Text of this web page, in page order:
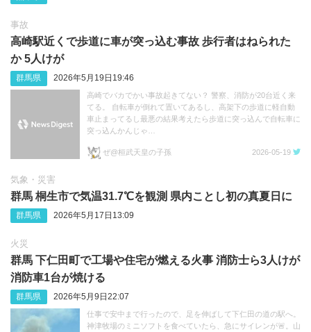
事故
高崎駅近くで歩道に車が突っ込む事故 歩行者はねられた
か 5人けが
群馬県 2026年5月19日19:46
高崎でバカでかい事故起きてない？ 警察、消防が20台近く来
てる。 自転車が倒れて置いてあるし、高架下の歩道に軽自動
車止まってるし最悪の結果考えたら歩道に突っ込んで自転車に
突っ込んかんじゃ…
ぜ@桓武天皇の子孫 2026-05-19
気象・災害
群馬 桐生市で気温31.7℃を観測 県内ことし初の真夏日に
群馬県 2026年5月17日13:09
火災
群馬 下仁田町で工場や住宅が燃える火事 消防士ら3人けが
消防車1台が焼ける
群馬県 2026年5月9日22:07
仕事で安中まで行ったので、足を伸ばして下仁田の道の駅へ。
神津牧場のミニソフトを食べていたら、急にサイレンが🚨。山